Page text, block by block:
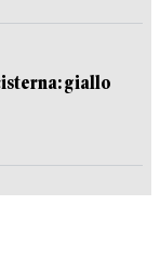
giallo